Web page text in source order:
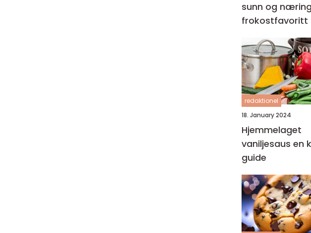
sunn og
frokostfavoritt
redaktionel
18. January 2024
Hjemmelaget
vaniljesaus en komplett
guide